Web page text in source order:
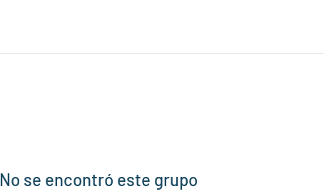
No se encontró este grupo